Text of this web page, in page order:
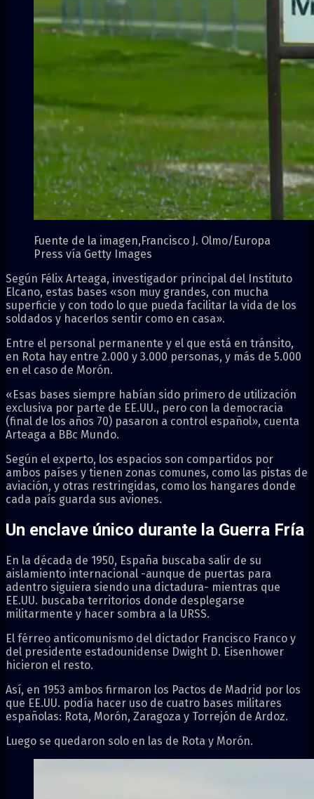
Fuente de la imagen, Francisco J. Olmo/Europa
Press vía Getty Images
Según Félix Arteaga, investigador principal del Instituto
Elcano, estas bases «son muy grandes, con mucha
superficie y con todo lo que pueda facilitar la vida de los
soldados y hacerlos sentir como en casa».
Entre el personal permanente y el que está en tránsito,
en Rota hay entre 2.000 y 3.000 personas, y más de 5.000
en el caso de Morón.
«Esas bases siempre habían sido primero de utilización
exclusiva por parte de EE.UU., pero con la democracia
(final de los años 70) pasaron a control español», cuenta
Arteaga a BBc Mundo.
Según el experto, los espacios son compartidos por
ambos países y tienen zonas comunes, como las pistas de
aviación, y otras restringidas, como los hangares donde
cada país guarda sus aviones.
Un enclave único durante la Guerra Fría
En la década de 1950, España buscaba salir de su
aislamiento internacional -aunque de puertas para
adentro siguiera siendo una dictadura- mientras que
EE.UU. buscaba territorios donde desplegarse
militarmente y hacer sombra a la URSS.
El férreo anticomunismo del dictador Francisco Franco y
del presidente estadounidense Dwight D. Eisenhower
hicieron el resto.
Así, en 1953 ambos firmaron los Pactos de Madrid por los
que EE.UU. podía hacer uso de cuatro bases militares
españolas: Rota, Morón, Zaragoza y Torrejón de Ardoz.
Luego se quedaron solo en las de Rota y Morón.